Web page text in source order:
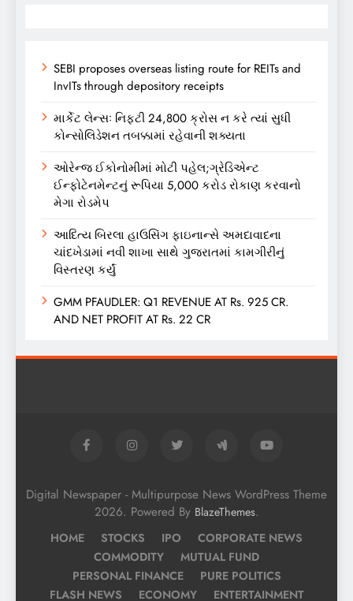
SEBI proposes overseas listing route for REITs and
InvITs through depository receipts
માર્કેટ લેન્સઃ નિફ્ટી 24,800 ક્રોસ ન કરે ત્યાં સુધી
કોન્સોલિડેશન તબક્કામાં રહેવાની શક્યતા
ઓરેન્જ ઈકોનોમીમાં મોટી પહેલ;ગ્રેડિએન્ટ
ઈન્ફોટેનમેન્ટનું રૂપિયા 5,000 કરોડ રોકાણ કરવાનો
મેગા રોડમેપ
આદિત્ય બિરલા હાઉસિંગ ફાઇનાન્સે અમદાવાદના
ચાંદખેડામાં નવી શાખા સાથે ગુજરાતમાં કામગીરીનું
વિસ્તરણ કર્યું
GMM PFAUDLER: Q1 REVENUE AT Rs. 925 CR.
AND NET PROFIT AT Rs. 22 CR
Digital Newspaper - Multipurpose News WordPress Theme
2026. Powered By BlazeThemes.
HOME STOCKS IPO
CORPORATE NEWS
COMMODITY
MUTUAL FUND
PERSONAL FINANCE
PURE POLITICS
FLASH NEWS
ECONOMY ENTERTAINMENT